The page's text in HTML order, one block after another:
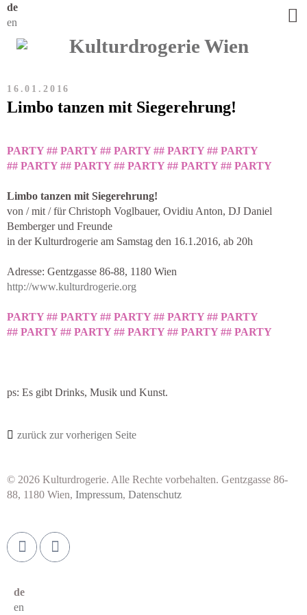
de
en
16.01.2016
Limbo tanzen mit Siegerehrung!
PARTY ## PARTY ## PARTY ## PARTY ## PARTY
## PARTY ## PARTY ## PARTY ## PARTY ## PARTY
Limbo tanzen mit Siegerehrung!
von / mit / für Christoph Voglbauer, Ovidiu Anton, DJ Daniel
Bemberger und Freunde
in der Kulturdrogerie am Samstag den 16.1.2016, ab 20h
Adresse: Gentzgasse 86-88, 1180 Wien
http://www.kulturdrogerie.org
PARTY ## PARTY ## PARTY ## PARTY ## PARTY
## PARTY ## PARTY ## PARTY ## PARTY ## PARTY
ps: Es gibt Drinks, Musik und Kunst.
zurück zur vorherigen Seite
© 2026 Kulturdrogerie. Alle Rechte vorbehalten. Gentzgasse 86-
88, 1180 Wien, Impressum, Datenschutz
de
en